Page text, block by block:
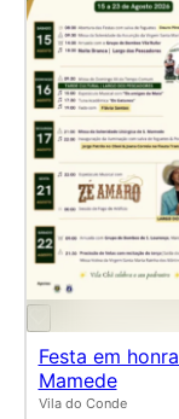
Festa em
Mamede
Vila do Conde